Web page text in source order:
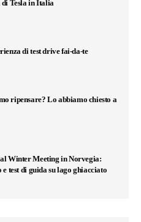
Tesla in Italia
di test drive fai-da-te
ripensare? Lo abbiamo chiesto a
Winter Meeting in Norvegia:
test di guida su lago ghiacciato